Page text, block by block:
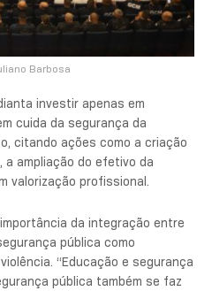
Barbosa
investir apenas em
cuida da segurança da
citando ações como a criação
ampliação do efetivo da
valorização profissional.
da integração entre
pública como
“Educação e segurança
pública também se faz